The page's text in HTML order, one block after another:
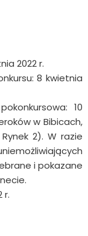
2022 r.
8 kwietnia
10
w Bibicach,
2). W razie
i pokazane
r.